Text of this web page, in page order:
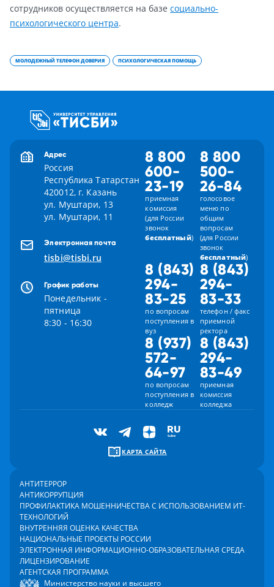
сотрудников осуществляется на базе социально-
психологического центра.
МОЛОДЕЖНЫЙ ТЕЛЕФОН ДОВЕРИЯ ПСИХОЛОГИЧЕСКАЯ ПОМОЩЬ
Адрес
Россия
Республика Татарстан
420012, г. Казань
ул. Муштари, 13
ул. Муштари, 11
Электронная почта
tisbi@tisbi.ru
График работы
Понедельник -
пятница
8:30 - 16:30
8 800
600-
23-19
приемная
комиссия
(для России
звонок
бесплатный)
8 800
500-
26-84
голосовое
меню по
общим
вопросам
(для России
звонок
бесплатный)
8 (843)
294-
83-25
по вопросам
поступления в
вуз
8 (843)
294-
83-33
телефон / факс
приемной
ректора
8 (937)
572-
64-97
по вопросам
поступления в
колледж
8 (843)
294-
83-49
приемная
комиссия
колледжа
КАРТА САЙТА
АНТИТЕРРОР
АНТИКОРРУПЦИЯ
ПРОФИЛАКТИКА МОШЕННИЧЕСТВА С ИСПОЛЬЗОВАНИЕМ ИТ-
ТЕХНОЛОГИЙ
ВНУТРЕННЯЯ ОЦЕНКА КАЧЕСТВА
НАЦИОНАЛЬНЫЕ ПРОЕКТЫ РОССИИ
ЭЛЕКТРОННАЯ ИНФОРМАЦИОННО-ОБРАЗОВАТЕЛЬНАЯ СРЕДА
ЛИЦЕНЗИРОВАНИЕ
АГЕНТСКАЯ ПРОГРАММА
Министерство науки и высшего